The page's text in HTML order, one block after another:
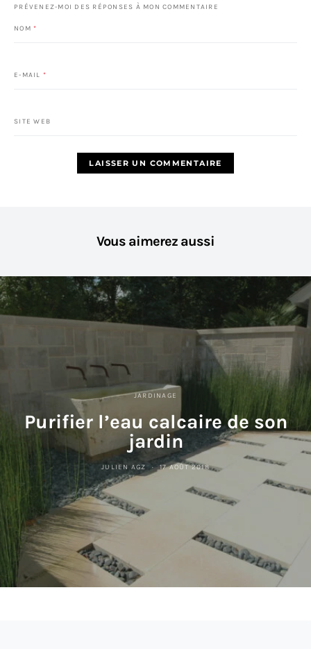
PRÉVENEZ-MOI DES RÉPONSES À MON COMMENTAIRE
NOM *
E-MAIL *
SITE WEB
Vous aimerez aussi
JARDINAGE
Purifier l’eau calcaire de son
jardin
JULIEN AGZ 17 AOÛT 2018